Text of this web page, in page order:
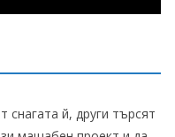
снагата й, други търсят